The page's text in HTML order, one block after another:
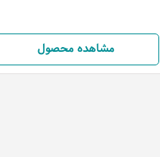
مشاهده محصول